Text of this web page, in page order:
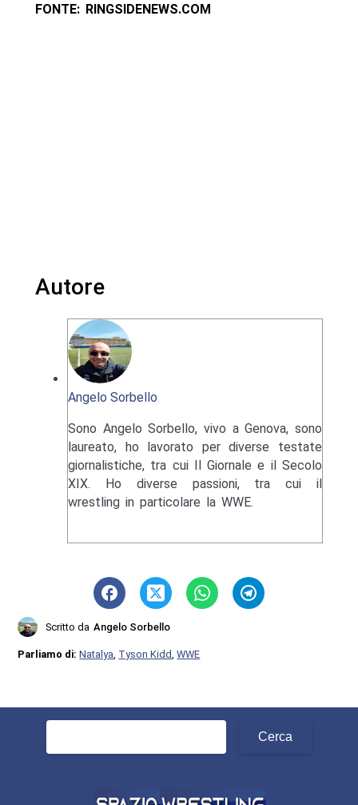
FONTE: RINGSIDENEWS.COM
Autore
Angelo Sorbello
Sono Angelo Sorbello, vivo a Genova, sono
laureato, ho lavorato per diverse testate
giornalistiche, tra cui Il Giornale e il Secolo
XIX. Ho diverse passioni, tra cui il
wrestling in particolare la WWE.
Scritto da Angelo Sorbello
Parliamo di:Natalya, Tyson Kidd,WWE
Ricerca